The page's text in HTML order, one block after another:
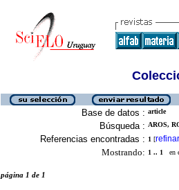
Base de datos : article
Búsqueda : AROS,
Referencias encontradas : 1 [refinar
Mostrando: 1 .. 1 en
página 1 de 1